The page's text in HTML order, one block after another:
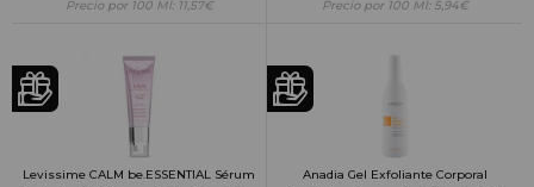
Precio por 100 Ml: 11,57€ Precio por 100 Ml: 5,94€
Levissime CALM be.ESSENTIAL Sérum
Anadia Gel Exfoliante Corporal